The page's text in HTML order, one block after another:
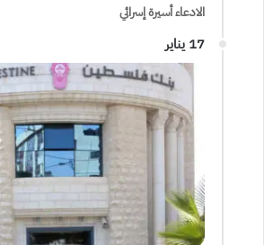
الادعاء أسيرة إسرائي
17 يناير